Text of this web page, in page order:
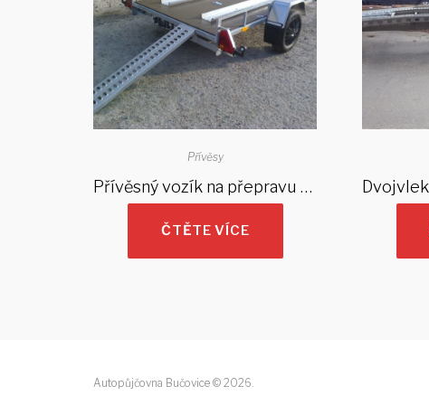
Přívěsy
Přívěsný vozík na přepravu dvou motocyklů, celková hmotnost 750 kg, nebržděný
ČTĚTE VÍCE
Autopůjčovna Bučovice © 2026.